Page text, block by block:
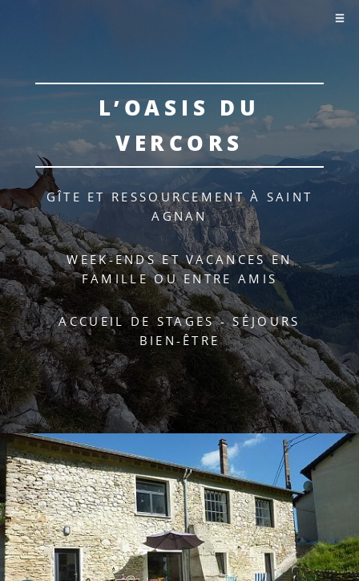
L’OASIS DU
VERCORS
GÎTE ET RESSOURCEMENT À SAINT
AGNAN
WEEK-ENDS ET VACANCES EN
FAMILLE OU ENTRE AMIS
ACCUEIL DE STAGES - SÉJOURS
BIEN-ÊTRE